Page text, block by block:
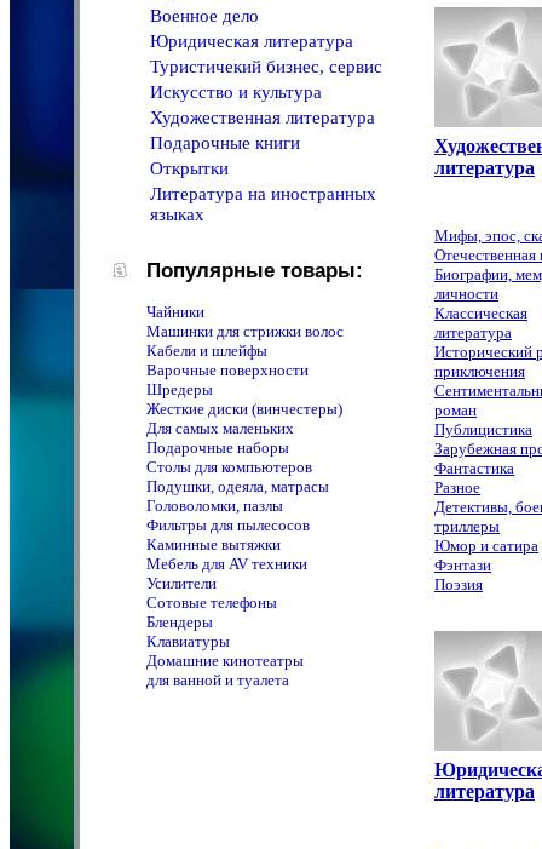
Военное дело
Юридическая литература
Туристичекий бизнес, сервис
Искусство и культура
Художественная литература
Подарочные книги
Открытки
Литература на иностранных
языках
Популярные товары:
Чайники
Машинки для стрижки волос
Кабели и шлейфы
Варочные поверхности
Шредеры
Жесткие диски (винчестеры)
Для самых маленьких
Подарочные наборы
Столы для компьютеров
Подушки, одеяла, матрасы
Головоломки, пазлы
Фильтры для пылесосов
Каминные вытяжки
Мебель для AV техники
Усилители
Сотовые телефоны
Блендеры
Клавиатуры
Домашние кинотеатры
для ванной и туалета
литература
Мифы, эпос,
Отечественная
Биографии,
личности
Классическая
литература
Исторический
приключения
роман
Публицистика
Зарубежная
Фантастика
Разное
Детективы,
триллеры
Юмор и сатира
Фэнтази
Поэзия
литература